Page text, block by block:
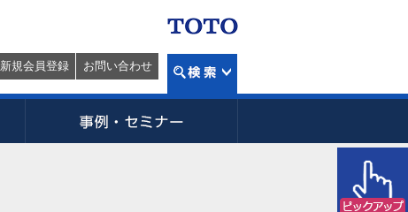
新規会員登録 お問い合わせ